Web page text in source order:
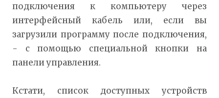
подключения к компьютеру через
интерфейсный кабель или, если вы
загрузили программу после подключения,
- с помощью специальной кнопки на
панели управления.
Кстати, список доступных устройств